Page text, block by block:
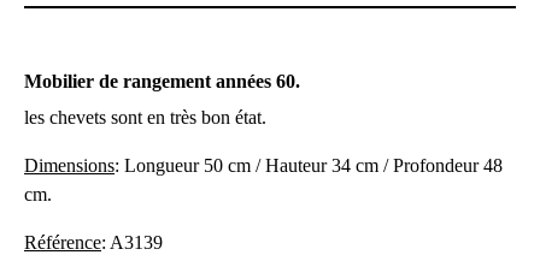
Mobilier de rangement années 60.
les chevets sont en très bon état.
Dimensions: Longueur 50 cm / Hauteur 34 cm / Profondeur 48
cm.
Référence: A3139